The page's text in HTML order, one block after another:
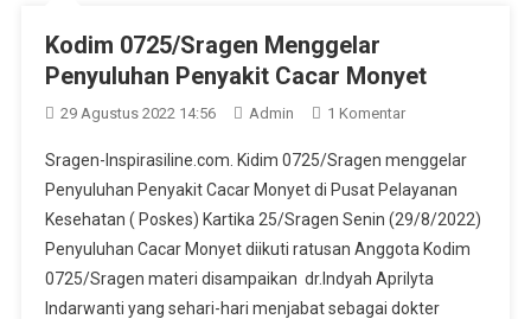
Kodim 0725/Sragen Menggelar
Penyuluhan Penyakit Cacar Monyet
29 Agustus 2022 14:56 Admin 1 KomentarPada
0725/Sragen
Menggelar
Penyuluhan
Penyakit
Cacar
Monyet
Sragen-Inspirasiline.com. Kidim 0725/Sragen menggelar
Penyuluhan Penyakit Cacar Monyet di Pusat Pelayanan
Kesehatan ( Poskes) Kartika 25/Sragen Senin (29/8/2022)
Penyuluhan Cacar Monyet diikuti ratusan Anggota Kodim
0725/Sragen materi disampaikan dr.Indyah Aprilyta
Indarwanti yang sehari-hari menjabat sebagai dokter